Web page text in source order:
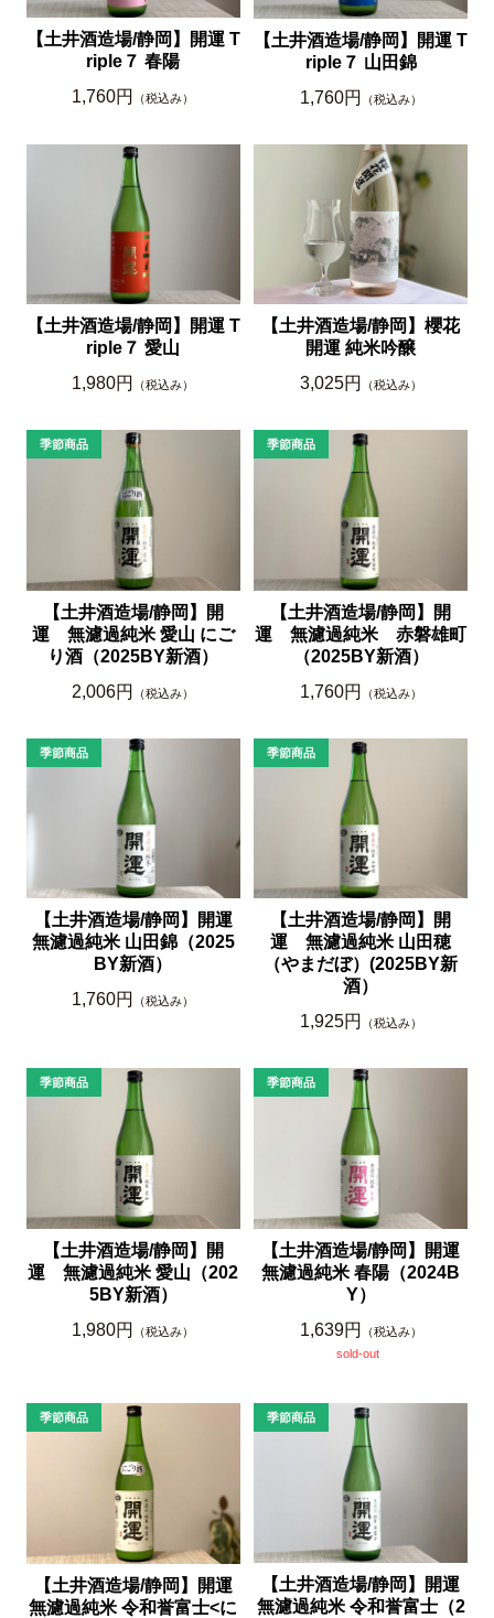
【土井酒造場/静岡】開運 T
riple７ 春陽
1,760円
（税込み）
【土井酒造場/静岡】開運 T
riple７ 山田錦
1,760円
（税込み）
【土井酒造場/静岡】開運 T
riple７ 愛山
1,980円
（税込み）
【土井酒造場/静岡】櫻花
開運 純米吟醸
3,025円
（税込み）
【土井酒造場/静岡】開
運 無濾過純米 愛山 にご
り酒（2025BY新酒）
2,006円
（税込み）
【土井酒造場/静岡】開
運 無濾過純米 赤磐雄町
（2025BY新酒）
1,760円
（税込み）
【土井酒造場/静岡】開運
無濾過純米 山田錦（2025
BY新酒）
1,760円
（税込み）
【土井酒造場/静岡】開
運 無濾過純米 山田穂
（やまだぼ）(2025BY新
酒）
1,925円
（税込み）
【土井酒造場/静岡】開
運 無濾過純米 愛山（202
5BY新酒）
1,980円
（税込み）
【土井酒造場/静岡】開運
無濾過純米 春陽（2024B
Y）
1,639円
（税込み）
sold-out
【土井酒造場/静岡】開運
無濾過純米 令和誉富士<に
【土井酒造場/静岡】開運
無濾過純米 令和誉富士（2